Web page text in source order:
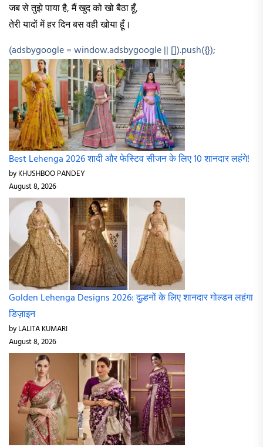
जब से तुझे पाया है, मैं खुद को खो बैठा हूँ,
तेरी यादों में हर दिन बस वही खोया हूँ।
(adsbygoogle = window.adsbygoogle || []).push({});
Best Lehenga 2026 शादी और फेस्टिव सीजन के लिए 10 शानदार लहंगे!
by KHUSHBOO PANDEY
August 8, 2026
Golden Lehenga Designs 2026: दुल्हनों के लिए शानदार गोल्डन लहंगा
डिज़ाइन
by LALITA KUMARI
August 8, 2026